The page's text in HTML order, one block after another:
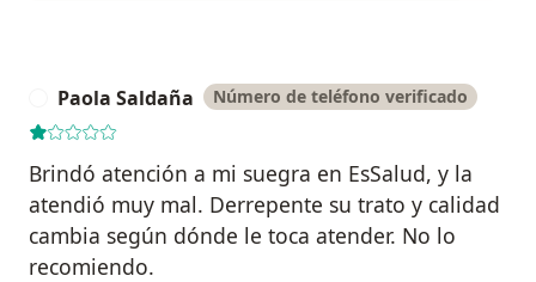
Paola Saldaña Número de teléfono verificado
Brindó atención a mi suegra en EsSalud, y la
atendió muy mal. Derrepente su trato y calidad
cambia según dónde le toca atender. No lo
recomiendo.